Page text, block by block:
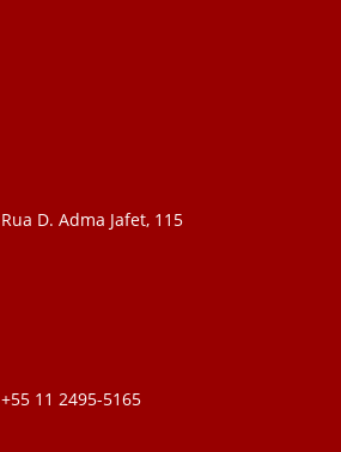
Rua D. Adma Jafet, 115
+55 11 2495-5165